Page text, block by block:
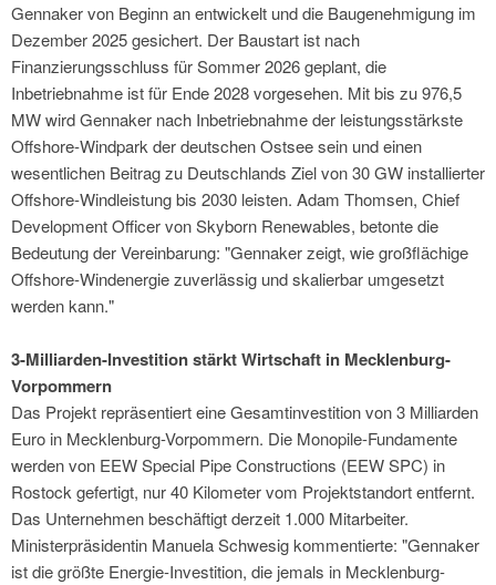
Gennaker von Beginn an entwickelt und die Baugenehmigung im
Dezember 2025 gesichert. Der Baustart ist nach
Finanzierungsschluss für Sommer 2026 geplant, die
Inbetriebnahme ist für Ende 2028 vorgesehen. Mit bis zu 976,5
MW wird Gennaker nach Inbetriebnahme der leistungsstärkste
Offshore-Windpark der deutschen Ostsee sein und einen
wesentlichen Beitrag zu Deutschlands Ziel von 30 GW installierter
Offshore-Windleistung bis 2030 leisten. Adam Thomsen, Chief
Development Officer von Skyborn Renewables, betonte die
Bedeutung der Vereinbarung: "Gennaker zeigt, wie großflächige
Offshore-Windenergie zuverlässig und skalierbar umgesetzt
werden kann."
3-Milliarden-Investition stärkt Wirtschaft in Mecklenburg-
Vorpommern
Das Projekt repräsentiert eine Gesamtinvestition von 3 Milliarden
Euro in Mecklenburg-Vorpommern. Die Monopile-Fundamente
werden von EEW Special Pipe Constructions (EEW SPC) in
Rostock gefertigt, nur 40 Kilometer vom Projektstandort entfernt.
Das Unternehmen beschäftigt derzeit 1.000 Mitarbeiter.
Ministerpräsidentin Manuela Schwesig kommentierte: "Gennaker
ist die größte Energie-Investition, die jemals in Mecklenburg-